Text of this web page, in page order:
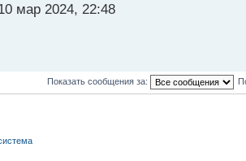
мар 2024, 22:48
Показать сообщения за: